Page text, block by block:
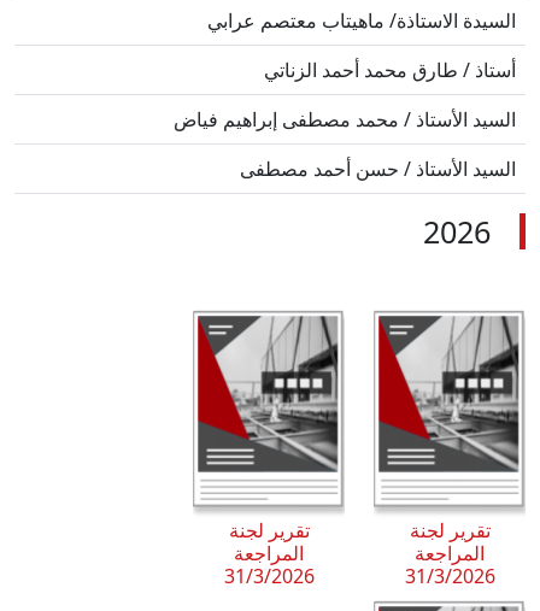
السيدة الاستاذة/ ماهيتاب معتصم عرابي
أستاذ / طارق محمد أحمد الزناتي
السيد الأستاذ / محمد مصطفى إبراهيم فياض
السيد الأستاذ / حسن أحمد مصطفى
2026
تقرير لجنة
المراجعة
31/3/2026
تقرير لجنة
المراجعة
31/3/2026